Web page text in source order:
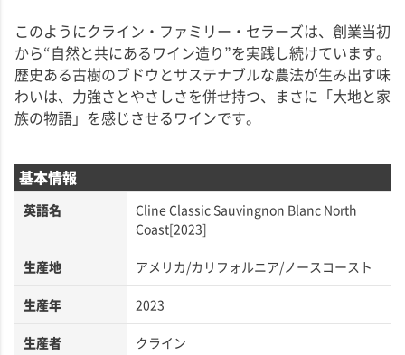
このようにクライン・ファミリー・セラーズは、創業当初
から“自然と共にあるワイン造り”を実践し続けています。
歴史ある古樹のブドウとサステナブルな農法が生み出す味
わいは、力強さとやさしさを併せ持つ、まさに「大地と家
族の物語」を感じさせるワインです。
基本情報
英語名
Cline Classic Sauvingnon Blanc North
Coast[2023]
生産地 アメリカ/カリフォルニア/ノースコースト
生産年 2023
生産者 クライン